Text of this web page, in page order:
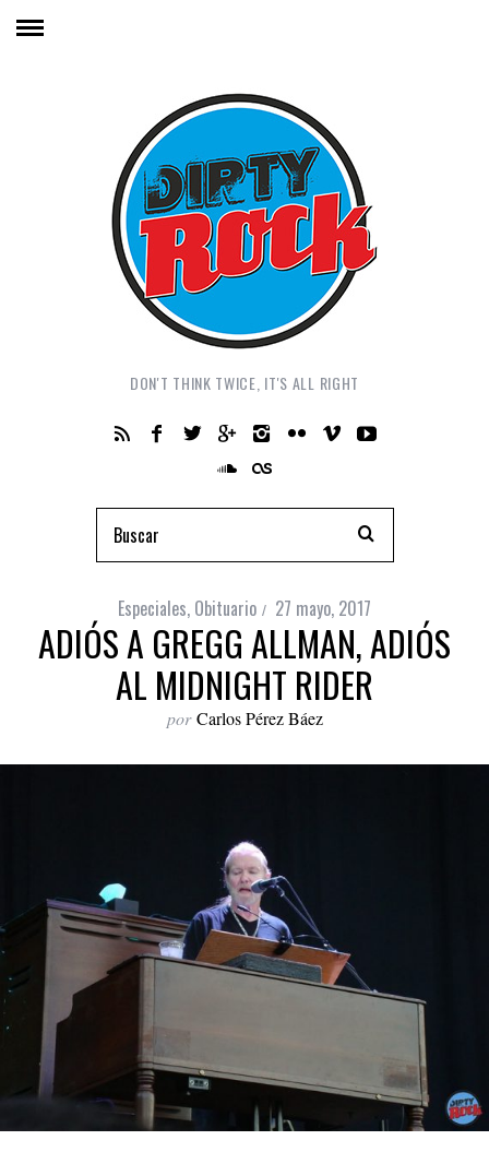
DON'T THINK TWICE, IT'S ALL RIGHT
Especiales, Obituario 27 mayo, 2017
ADIÓS A GREGG ALLMAN, ADIÓS
AL MIDNIGHT RIDER
por Carlos Pérez Báez